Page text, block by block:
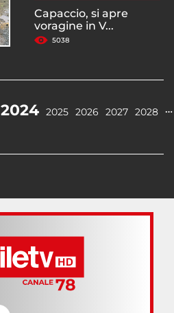
Capaccio, si apre
voragine in V...
5038
2024 2025 2026 2027 2028 …